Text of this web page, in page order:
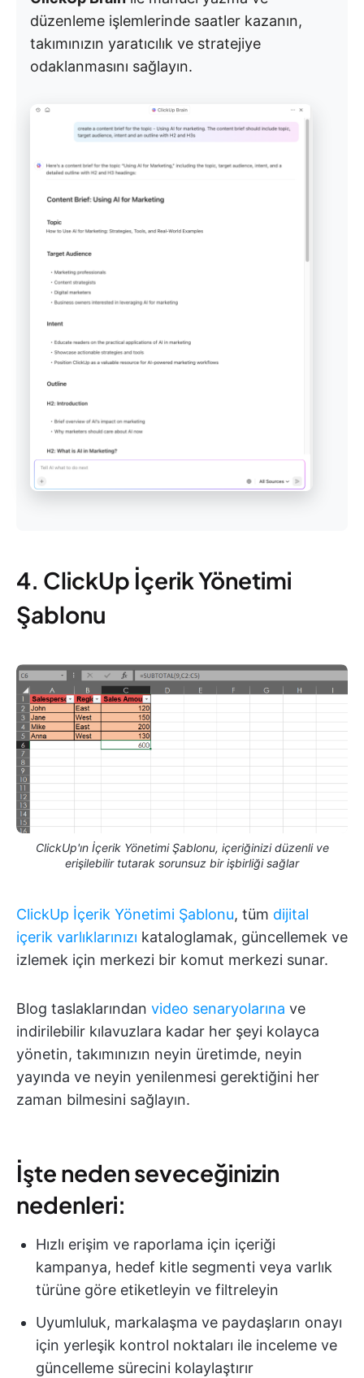
düzenleme işlemlerinde saatler kazanın,
takımınızın yaratıcılık ve stratejiye
odaklanmasını sağlayın.
4. ClickUp İçerik Yönetimi
Şablonu
ClickUp'ın İçerik Yönetimi Şablonu, içeriğinizi düzenli ve
erişilebilir tutarak sorunsuz bir işbirliği sağlar
ClickUp İçerik Yönetimi Şablonu, tüm dijital
içerik varlıklarınızı kataloglamak, güncellemek ve
izlemek için merkezi bir komut merkezi sunar.
Blog taslaklarından video senaryolarına ve
indirilebilir kılavuzlara kadar her şeyi kolayca
yönetin, takımınızın neyin üretimde, neyin
yayında ve neyin yenilenmesi gerektiğini her
zaman bilmesini sağlayın.
İşte neden seveceğinizin
nedenleri:
Hızlı erişim ve raporlama için içeriği
kampanya, hedef kitle segmenti veya varlık
türüne göre etiketleyin ve filtreleyin
Uyumluluk, markalaşma ve paydaşların onayı
için yerleşik kontrol noktaları ile inceleme ve
güncelleme sürecini kolaylaştırır